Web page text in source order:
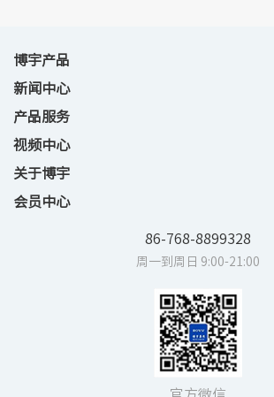
博宇产品
新闻中心
产品服务
视频中心
关于博宇
会员中心
86-768-8899328
周一到周日 9:00-21:00